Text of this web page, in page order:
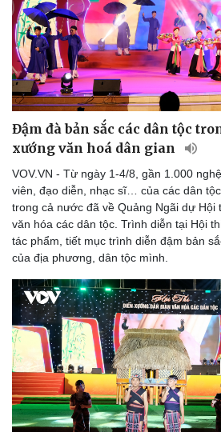
Du lịch
Tư vấn
Săn Tour
check-in
Câu
Đọc
Cửa
Kể
Hạt
Đậm đà bản sắc các dân tộc
xướng văn hoá dân gian
VOV.VN - Từ ngày 1-4/8, gần 1.000
viên, đạo diễn, nhạc sĩ… của các dân
trong cả nước đã về Quảng Ngãi dự Hội
văn hóa các dân tộc. Trình diễn tại Hội
tác phẩm, tiết mục trình diễn đậm bản
của địa phương, dân tộc mình.